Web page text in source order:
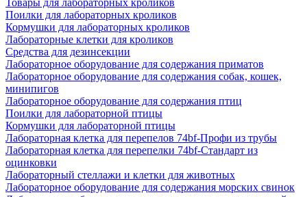
Товары для лабораторных кроликов
Поилки для лабораторных кроликов
Кормушки для лабораторных кроликов
Лабораторные клетки для кроликов
Средства для дезинсекции
Лабораторное оборудование для содержания приматов
Лабораторное оборудование для содержания собак, кошек,
минипигов
Лабораторное оборудование для содержания птиц
Поилки для лабораторной птицы
Кормушки для лабораторной птицы
Лабораторная клетка для перепелов 74bf-Профи из трубы
Лабораторная клетка для перепелки 74bf-Стандарт из
оцинковки
Лабораторный стеллажи и клетки для животных
Лабораторное оборудование для содержания морских свинок